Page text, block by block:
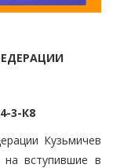
3-К8
Кузьмичев
вступившие в